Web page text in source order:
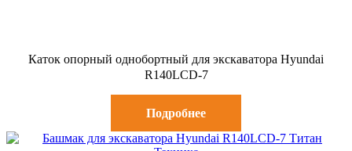
Каток опорный однобортный для экскаватора Hyundai
R140LCD-7
Подробнее